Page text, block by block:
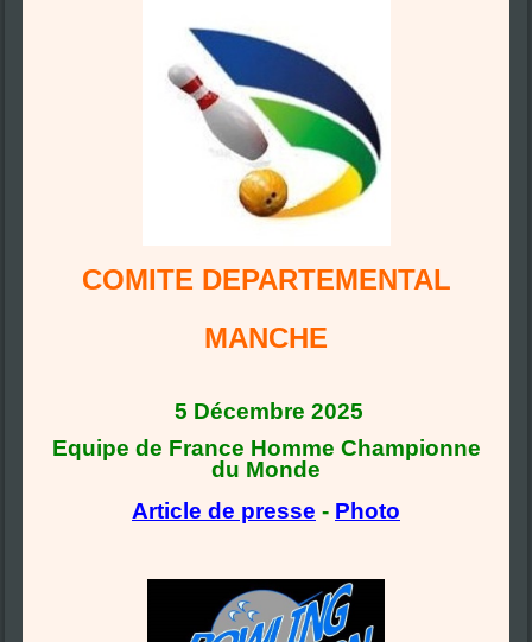
COMITE DEPARTEMENTAL
MANCHE
5 Décembre 2025
Equipe de France Homme Championne
du Monde
Article de presse - Photo